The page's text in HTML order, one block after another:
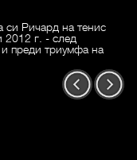
си Ричард на тенис
г. - след
преди триумфа на